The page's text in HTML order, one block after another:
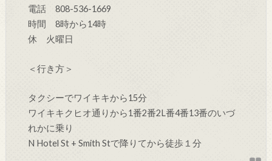
電話 808-536-1669
時間 8時から14時
休 火曜日
＜行き方＞
タクシーでワイキキから15分
ワイキキクヒオ通りから1番2番2L番4番13番のいづ
れかに乗り
N Hotel St + Smith Stで降りてから徒歩１分